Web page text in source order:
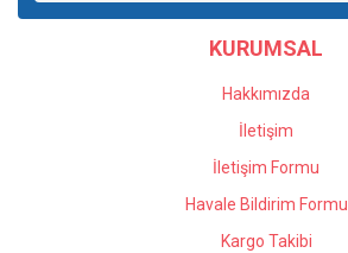
KURUMSAL
Hakkımızda
İletişim
İletişim Formu
Havale Bildirim Formu
Kargo Takibi